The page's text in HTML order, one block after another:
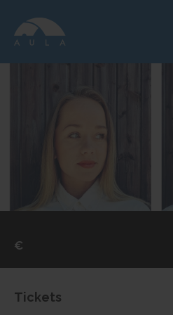
€
Tickets